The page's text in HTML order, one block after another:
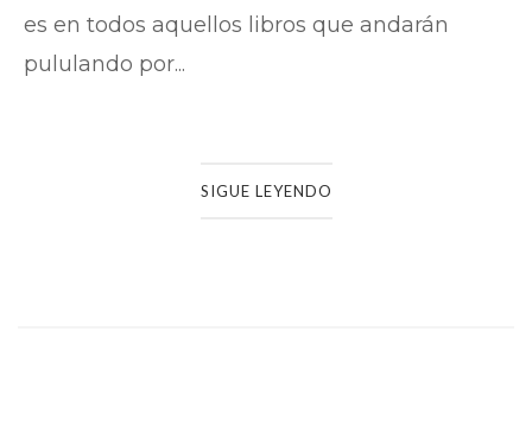
es en todos aquellos libros que andarán
pululando por...
SIGUE LEYENDO